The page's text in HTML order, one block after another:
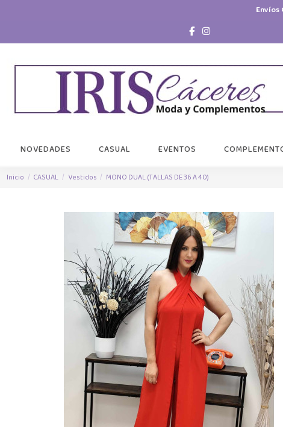
Envíos
NOVEDADES CASUAL EVENTOS
Inicio CASUAL Vestidos MONO DUAL (TALLAS DE 36 A 40)